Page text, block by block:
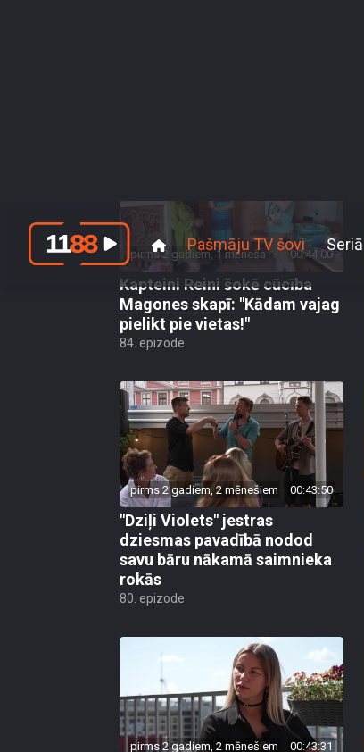
pirms 2 gadiem, 1 mēneša 00:44:00
Kapteini Reini šokē cūcība
Magones skapī: "Kādam vajag
pielikt pie vietas!"
84. epizode
pirms 2 gadiem, 2 mēnešiem 00:43:50
"Dziļi Violets" jestras
dziesmas pavadībā nodod
savu bāru nākamā saimnieka
rokās
80. epizode
pirms 2 gadiem, 2 mēnešiem 00:43:31